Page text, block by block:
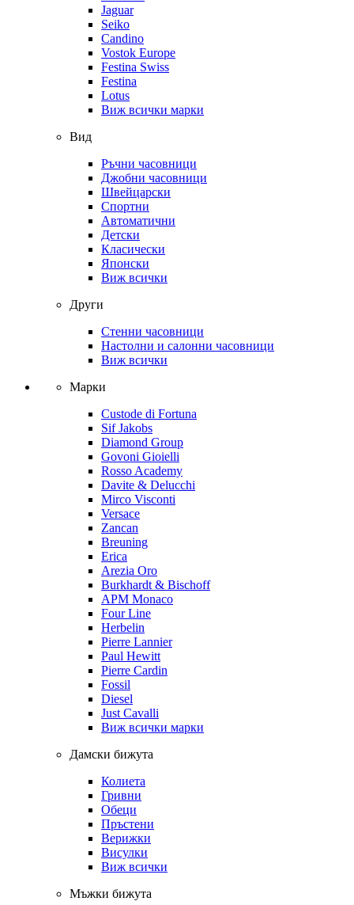
Jaguar
Seiko
Candino
Vostok Europe
Festina Swiss
Festina
Lotus
Виж всички марки
Вид
Ръчни часовници
Джобни часовници
Швейцарски
Спортни
Автоматични
Детски
Класически
Японски
Виж всички
Други
Стенни часовници
Настолни и салонни часовници
Виж всички
Марки
Custode di Fortuna
Sif Jakobs
Diamond Group
Govoni Gioielli
Rosso Academy
Davite & Delucchi
Mirco Visconti
Versace
Zancan
Breuning
Erica
Arezia Oro
Burkhardt & Bischoff
APM Monaco
Four Line
Herbelin
Pierre Lannier
Paul Hewitt
Pierre Cardin
Fossil
Diesel
Just Cavalli
Виж всички марки
Дамски бижута
Колиета
Гривни
Обеци
Пръстени
Верижки
Висулки
Виж всички
Мъжки бижута